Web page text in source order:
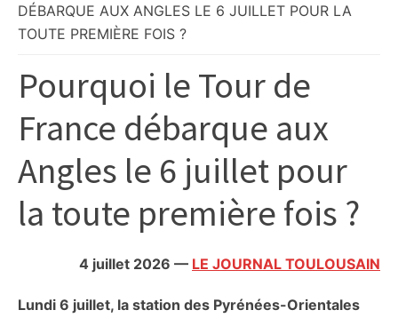
info
locale,
culture,
politique,
météo,
divers
initiatives
DÉBARQUE AUX ANGLES LE 6 JUILLET POUR LA
TOUTE PREMIÈRE FOIS ?
Pourquoi le Tour de
France débarque aux
Angles le 6 juillet pour
la toute première fois ?
4 juillet 2026 — LE JOURNAL TOULOUSAIN
Lundi 6 juillet, la station des Pyrénées-Orientales